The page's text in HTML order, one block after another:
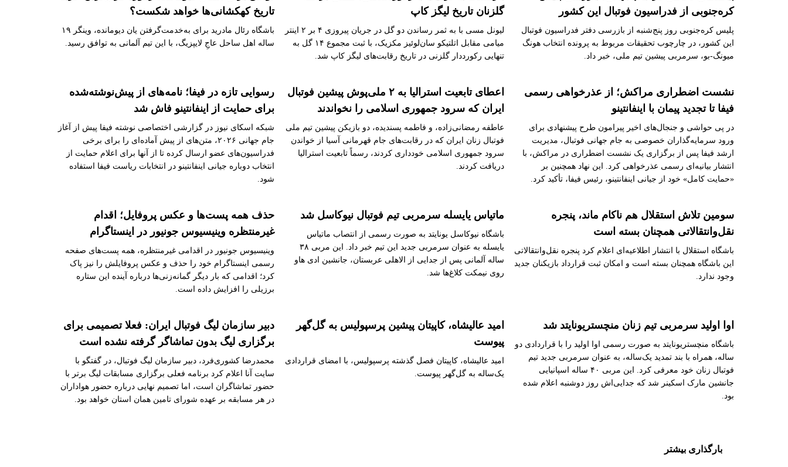
کره‌جنوبی از فدراسیون فوتبال این کشور
پلیس کره‌جنوبی روز پنج‌شنبه از بازرسی دفتر فدراسیون فوتبال
این کشور، در چارچوب تحقیقات مربوط به پرونده انتخاب هونگ
میونگ-بو، سرمربی پیشین تیم ملی، خبر داد.
گلزنان تاریخ لیگز کاپ
لیونل مسی با به ثمر رساندن دو گل در جریان پیروزی ۴ بر ۲ اینتر
میامی مقابل اتلتیکو سان‌لوئیز مکزیک، با ثبت مجموع ۱۴ گل به
تنهایی رکورددار گلزنی در تاریخ رقابت‌های لیگز کاپ شد.
تاریخ کهکشانی‌ها خواهد شکست؟
باشگاه رئال مادرید برای به‌خدمت‌گرفتن یان دیومانده، وینگر ۱۹
ساله اهل ساحل عاجِ لایپزیگ، با این تیم آلمانی به توافق رسید.
نشست اضطراری مراکش؛ از عذرخواهی رسمی
فیفا تا تجدید پیمان با اینفانتینو
در پی حواشی و جنجال‌های اخیر پیرامون طرح پیشنهادی برای
ورود سرمایه‌گذاران خصوصی به جام جهانی فوتبال، مدیریت
ارشد فیفا پس از برگزاری یک نشست اضطراری در مراکش، با
انتشار بیانیه‌ای رسمی عذرخواهی کرد. این نهاد همچنین بر
«حمایت کامل» خود از جیانی اینفانتینو، رئیس فیفا، تأکید کرد.
اعطای تابعیت استرالیا به ۲ ملی‌پوش پیشین فوتبال
ایران که سرود جمهوری اسلامی را نخواندند
عاطفه رمضانی‌زاده، و فاطمه پسندیده، دو بازیکن پیشین تیم ملی
فوتبال زنان ایران که در رقابت‌های جام قهرمانی آسیا از خواندن
سرود جمهوری اسلامی خودداری کردند، رسماً تابعیت استرالیا
دریافت کردند.
رسوایی تازه در فیفا؛ نامه‌های از پیش‌نوشته‌شده
برای حمایت از اینفانتینو فاش شد
شبکه اسکای نیوز در گزارشی اختصاصی نوشته فیفا پیش از آغاز
جام جهانی ۲۰۲۶، متن‌های از پیش آماده‌ای را برای برخی
فدراسیون‌های عضو ارسال کرده تا از آنها برای اعلام حمایت از
انتخاب دوباره جیانی اینفانتینو در انتخابات ریاست فیفا استفاده
شود.
سومین تلاش استقلال هم ناکام ماند، پنجره
نقل‌وانتقالاتی همچنان بسته است
باشگاه استقلال با انتشار اطلاعیه‌ای اعلام کرد پنجره نقل‌وانتقالاتی
این باشگاه همچنان بسته است و امکان ثبت قرارداد بازیکنان جدید
وجود ندارد.
ماتیاس یایسله سرمربی تیم فوتبال نیوکاسل شد
باشگاه نیوکاسل یونایتد به صورت رسمی از انتصاب ماتیاس
یایسله به عنوان سرمربی جدید این تیم خبر داد. این مربی ۳۸
ساله آلمانی پس از جدایی از الاهلی عربستان، جانشین ادی هاو
روی نیمکت کلاغ‌ها شد.
حذف همه پست‌ها و عکس پروفایل؛ اقدام
غیرمنتظره وینیسیوس جونیور در اینستاگرام
وینیسیوس جونیور در اقدامی غیرمنتظره، همه پست‌های صفحه
رسمی اینستاگرام خود را حذف و عکس پروفایلش را نیز پاک
کرد؛ اقدامی که بار دیگر گمانه‌زنی‌ها درباره آینده این ستاره
برزیلی را افزایش داده است.
اوا اولید سرمربی تیم زنان منچستریونایتد شد
باشگاه منچستریونایتد به صورت رسمی اوا اولید را با قراردادی دو
ساله، همراه با بند تمدید یک‌ساله، به عنوان سرمربی جدید تیم
فوتبال زنان خود معرفی کرد. این مربی ۴۰ ساله اسپانیایی
جانشین مارک اسکینر شد که جدایی‌اش روز دوشنبه اعلام شده
بود.
امید عالیشاه، کاپیتان پیشین پرسپولیس به گل‌گهر
پیوست
امید عالیشاه، کاپیتان فصل گذشته پرسپولیس، با امضای قراردادی
یک‌ساله به گل‌گهر پیوست.
دبیر سازمان لیگ فوتبال ایران: فعلا تصمیمی برای
برگزاری لیگ بدون تماشاگر گرفته نشده است
محمدرضا کشوری‌فرد، دبیر سازمان لیگ فوتبال، در گفتگو با
سایت آنا اعلام کرد برنامه فعلی برگزاری مسابقات لیگ برتر با
حضور تماشاگران است، اما تصمیم نهایی درباره حضور هواداران
در هر مسابقه بر عهده شورای تامین همان استان خواهد بود.
بارگذاری بیشتر